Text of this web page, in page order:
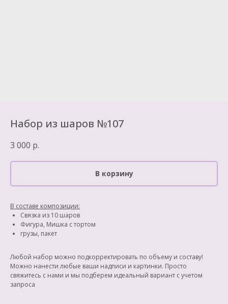
Набор из шаров №107
3 000 р.
В корзину
В составе композиции:
Связка из 10 шаров
Фигура, Мишка с тортом
грузы, пакет
Любой набор можно подкорректировать по объему и составу!
Можно нанести любые ваши надписи и картинки. Просто
свяжитесь с нами и мы подберем идеальный вариант с учетом
запроса